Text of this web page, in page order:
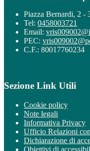
Piazza Bernardi, 2 -
Tel: 0458003721
Email:
PEC:
C.F.: 80017760234
Sezione Link Utili
Cookie policy
Note legali
Informativa Privacy
Ufficio Relazioni
Dichiarazione di
Obiettivi di